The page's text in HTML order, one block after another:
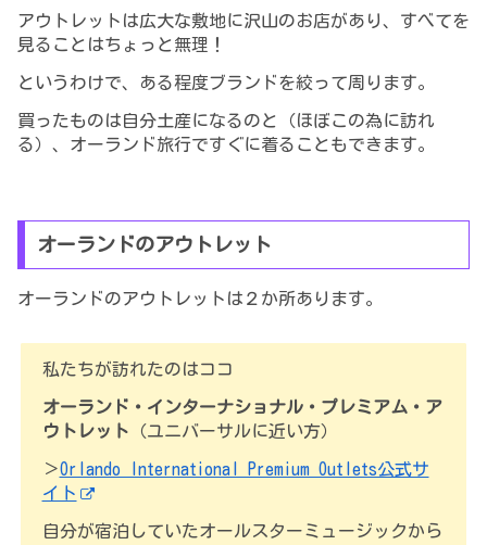
アウトレットは広大な敷地に沢山のお店があり、すべてを
見ることはちょっと無理！
というわけで、ある程度ブランドを絞って周ります。
買ったものは自分土産になるのと（ほぼこの為に訪れ
る）、オーランド旅行ですぐに着ることもできます。
オーランドのアウトレット
オーランドのアウトレットは２か所あります。
私たちが訪れたのはココ
オーランド・インターナショナル・プレミアム・ア
ウトレット （ユニバーサルに近い方）
＞Orlando International Premium Outlets公式サ
イト
自分が宿泊していたオールスターミュージックから